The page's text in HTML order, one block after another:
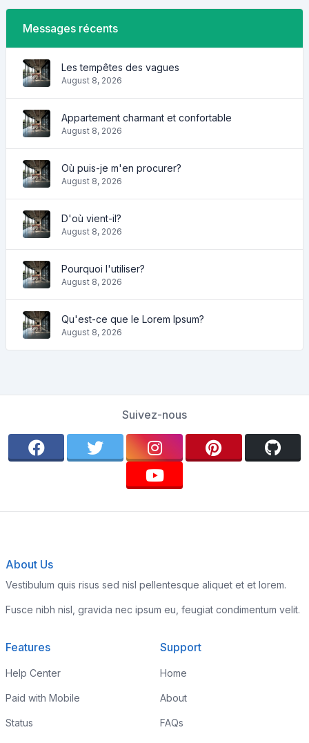
Messages récents
Les tempêtes des vagues
August 8, 2026
Appartement charmant et confortable
August 8, 2026
Où puis-je m'en procurer?
August 8, 2026
D'où vient-il?
August 8, 2026
Pourquoi l'utiliser?
August 8, 2026
Qu'est-ce que le Lorem Ipsum?
August 8, 2026
Suivez-nous
About Us
Vestibulum quis risus sed nisl pellentesque aliquet et et lorem.
Fusce nibh nisl, gravida nec ipsum eu, feugiat condimentum velit.
Features
Help Center
Paid with Mobile
Status
Support
Home
About
FAQs